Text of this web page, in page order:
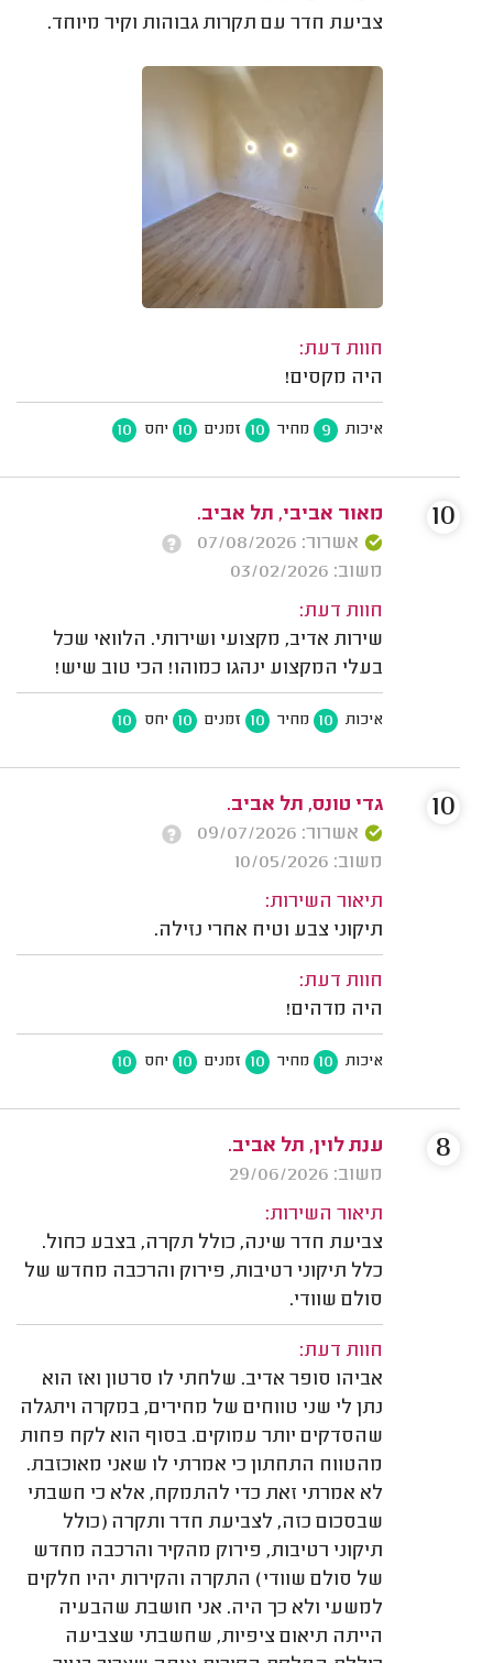
צביעת חדר עם תקרות גבוהות וקיר מיוחד.
חוות דעת:
היה מקסים!
איכות 9 מחיר 10 זמנים 10 יחס 10
מאור אביבי, תל אביב.
אשרור: 07/08/2026
משוב: 03/02/2026
חוות דעת:
שירות אדיב, מקצועי ושירותי. הלוואי שכל
בעלי המקצוע ינהגו כמוהו! הכי טוב שיש!
איכות 10 מחיר 10 זמנים 10 יחס 10
10
גדי טונס, תל אביב.
אשרור: 09/07/2026
משוב: 10/05/2026
תיאור השירות:
תיקוני צבע וטיח אחרי נזילה.
חוות דעת:
היה מדהים!
איכות 10 מחיר 10 זמנים 10 יחס 10
10
ענת לוין, תל אביב.
משוב: 29/06/2026
תיאור השירות:
צביעת חדר שינה, כולל תקרה, בצבע כחול.
כלל תיקוני רטיבות, פירוק והרכבה מחדש של
סולם שוודי.
חוות דעת:
אביהו סופר אדיב. שלחתי לו סרטון ואז הוא
נתן לי שני טווחים של מחירים, במקרה ויתגלה
שהסדקים יותר עמוקים. בסוף הוא לקח פחות
מהטווח התחתון כי אמרתי לו שאני מאוכזבת.
לא אמרתי זאת כדי להתמקח, אלא כי חשבתי
שבסכום כזה, לצביעת חדר ותקרה (כולל
תיקוני רטיבות, פירוק מהקיר והרכבה מחדש
של סולם שוודי) התקרה והקירות יהיו חלקים
למשעי ולא כך היה. אני חושבת שהבעיה
הייתה תיאום ציפיות, שחשבתי שצביעה
8